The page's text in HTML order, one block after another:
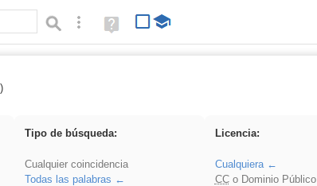
Búsqueda avanzada
Ayuda
(en
Tipo de búsqueda:
Cualquier coincidencia
Todas las palabras
Licencia:
Cualquiera
CCo Dominio Público